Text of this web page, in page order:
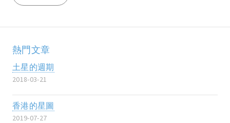
熱門文章
土星的週期
2018-03-21
香港的星圖
2019-07-27